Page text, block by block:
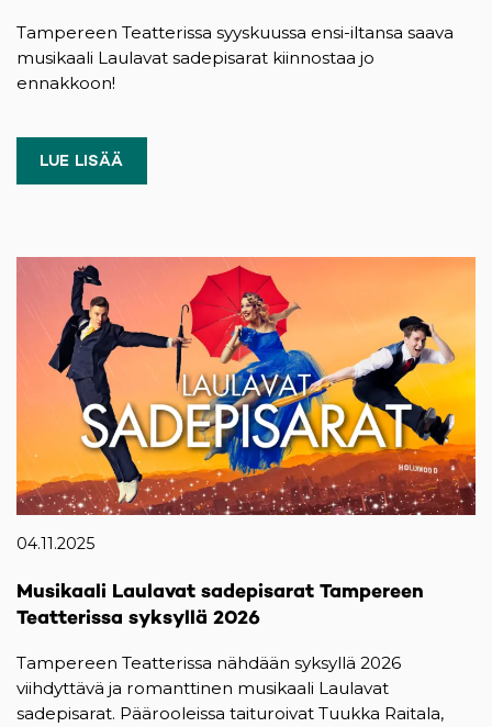
Tampereen Teatterissa syyskuussa ensi-iltansa saava
musikaali Laulavat sadepisarat kiinnostaa jo
ennakkoon!
LUE LISÄÄ
04.11.2025
Musikaali Laulavat sadepisarat Tampereen
Teatterissa syksyllä 2026
Tampereen Teatterissa nähdään syksyllä 2026
viihdyttävä ja romanttinen musikaali Laulavat
sadepisarat. Päärooleissa taituroivat Tuukka Raitala,